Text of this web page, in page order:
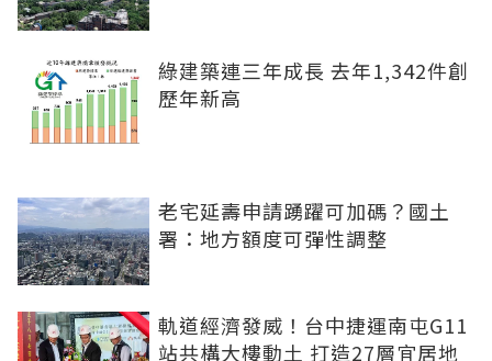
綠建築連三年成長 去年1,342件創
歷年新高
老宅延壽申請踴躍可加碼？國土
署：地方額度可彈性調整
軌道經濟發威！台中捷運南屯G11
站共構大樓動土 打造27層宜居地